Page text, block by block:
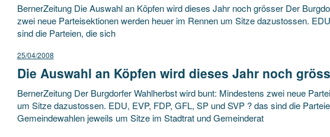
BernerZeitung Die Auswahl an Köpfen wird dieses Jahr noch grösser Der
zwei neue Parteisektionen werden heuer im Rennen um Sitze dazustossen.
sind die Parteien, die sich
25/04/2008
Die Auswahl an Köpfen wird dieses Jahr noch
BernerZeitung Der Burgdorfer Wahlherbst wird bunt: Mindestens zwei neue
um Sitze dazustossen. EDU, EVP, FDP, GFL, SP und SVP ? das sind die
Gemeindewahlen jeweils um Sitze im Stadtrat und Gemeinderat